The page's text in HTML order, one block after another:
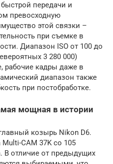
передачи и
превосходную
этой связки –
при съемке в
Диапазон ISO от 100 до
3 280 000)
рабочие кадры даже в
диапазон также
при постобработке.
мощная в истории
козырь Nikon D6.
CAM 37K со 105
В отличие от предыдущих